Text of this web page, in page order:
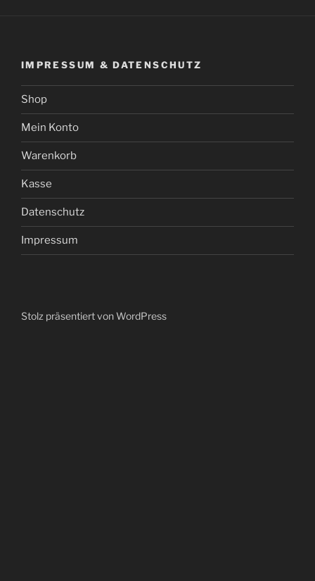
IMPRESSUM & DATENSCHUTZ
Shop
Mein Konto
Warenkorb
Kasse
Datenschutz
Impressum
Stolz präsentiert von WordPress